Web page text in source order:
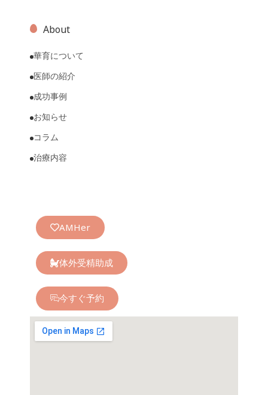
About
華育について
医師の紹介
成功事例
お知らせ
コラム
治療内容
AMHer
体外受精助成
今すぐ予約